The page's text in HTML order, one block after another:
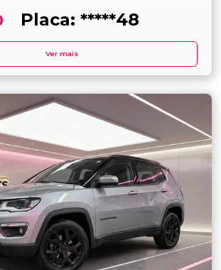
Placa: *****48
Ver mais